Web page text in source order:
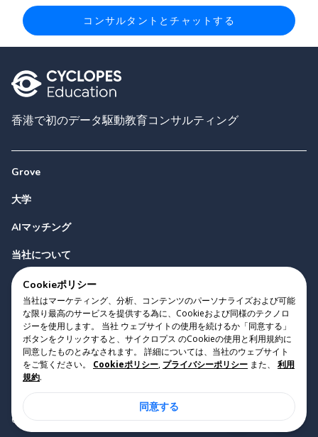
コンサルタントとチャットする
香港で初のデータ駆動教育コンサルティング
Grove
大学
AIマッチング
当社について
お問い合わせ
Copyright 2023 Cyclopes® • v0.31.0
Cookieポリシー • プライバシーポリシー • 利用規約
Suite 2807, 28/F, Tower 2, Times Square, 1 Matheson Street,
Causeway Bay, Hong Kong
Cookieポリシー
当社はマーケティング、分析、コンテンツのパーソナライズおよび可能
な限り最高のサービスを提供する為に、Cookieおよび同様のテクノロ
ジーを使用します。 当社 ウェブサイトの使用を続けるか「同意する」
ボタンをクリックすると、サイクロプス のCookieの使用と利用規約に
同意したものとみなされます。 詳細については、当社のウェブサイト
をご覧ください。
Cookieポリシー, プライバシーポリシー また、
利用
規約.
同意する